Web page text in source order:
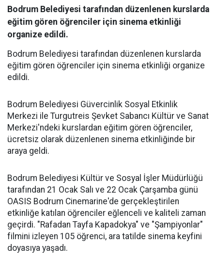
Bodrum Belediyesi tarafından düzenlenen kurslarda
eğitim gören öğrenciler için sinema etkinliği
organize edildi.
Bodrum Belediyesi tarafından düzenlenen kurslarda
eğitim gören öğrenciler için sinema etkinliği organize
edildi.
Bodrum Belediyesi Güvercinlik Sosyal Etkinlik
Merkezi ile Turgutreis Şevket Sabancı Kültür ve Sanat
Merkezi'ndeki kurslardan eğitim gören öğrenciler,
ücretsiz olarak düzenlenen sinema etkinliğinde bir
araya geldi.
Bodrum Belediyesi Kültür ve Sosyal İşler Müdürlüğü
tarafından 21 Ocak Salı ve 22 Ocak Çarşamba günü
OASIS Bodrum Cinemarine'de gerçekleştirilen
etkinliğe katılan öğrenciler eğlenceli ve kaliteli zaman
geçirdi. "Rafadan Tayfa Kapadokya" ve "Şampiyonlar"
filmini izleyen 105 öğrenci, ara tatilde sinema keyfini
doyasıya yaşadı.